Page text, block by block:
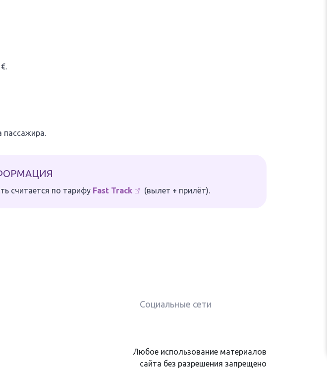
пассажира.
считается по тарифу Fast Track (вылет + прилёт).
Социальные сети
Любое использование материалов
сайта без разрешения запрещено